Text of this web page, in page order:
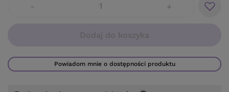
- +
Dodaj do koszyka
Powiadom mnie o dostępności produktu